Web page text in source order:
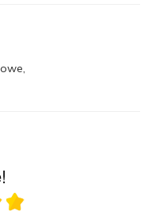
,
średnia 5 na 5